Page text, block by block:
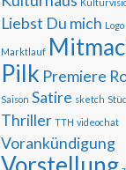
Liebst Du mich Logo
Marktlauf
Pilk Premiere
Saison Satire sketch
Thriller TTH videochat
Vorankündigung